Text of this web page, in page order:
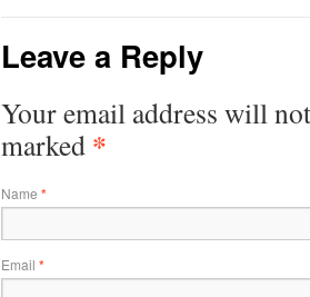
Leave a Reply
Your email address will
marked *
Name *
Email *